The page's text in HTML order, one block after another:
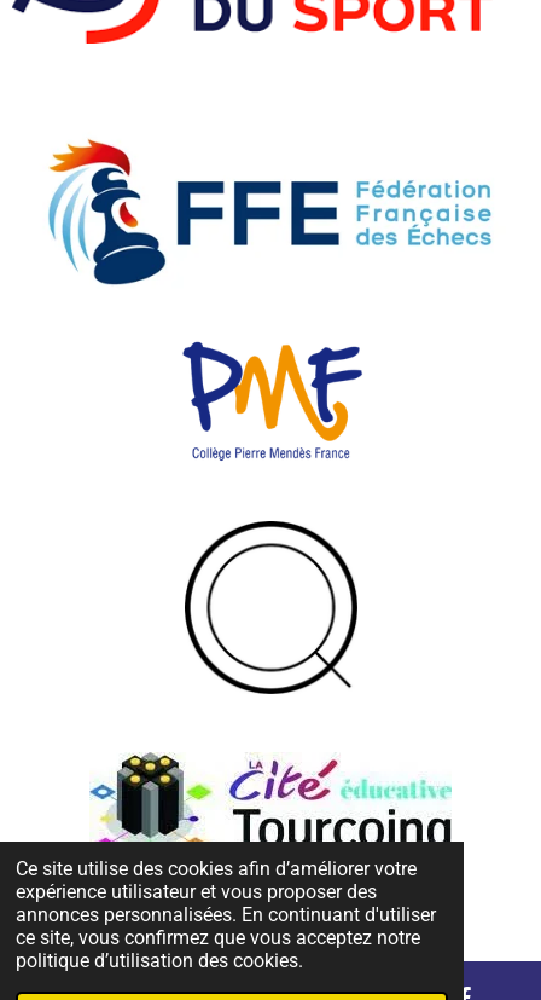
Ce site utilise des cookies afin d’améliorer votre
expérience utilisateur et vous proposer des
annonces personnalisées. En continuant d'utiliser
ce site, vous confirmez que vous acceptez notre
politique d’utilisation des cookies.
© 2023 - 2025 TEC